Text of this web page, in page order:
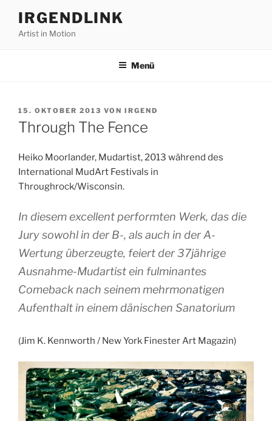
Inhalt
springen
IRGENDLINK
Artist in Motion
Menü
VERÖFFENTLICHT
AM
15. OKTOBER 2013 VON IRGEND
Through The Fence
Heiko Moorlander, Mudartist, 2013 während des
International MudArt Festivals in
Throughrock/Wisconsin.
In diesem excellent performten Werk, das die
Jury sowohl in der B-, als auch in der A-
Wertung überzeugte, feiert der 37jährige
Ausnahme-Mudartist ein fulminantes
Comeback nach seinem mehrmonatigen
Aufenthalt in einem dänischen Sanatorium
(Jim K. Kennworth / New York Finester Art Magazin)